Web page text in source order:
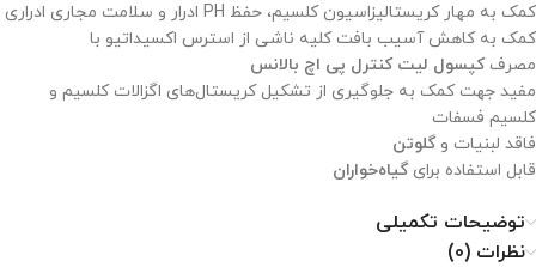
کمک به مهار کریستالیزاسیون کلسیم، حفظ PH ادرار و سلامت مجاری ادراری
کمک به کاهش آسیب بافت کلیه ناشی از استرس اکسیداتیو با
مصرف کپسول لیت کنترل پی اچ بالانس
مفید جهت کمک به جلوگیری از تشکیل کریستال‌های اگزالات کلسیم و
کلسیم فسفات
فاقد لبنیات وگلوتن
قابل استفاده برایگیاه‌خواران
توضیحات تکمیلی
نظرات (0)